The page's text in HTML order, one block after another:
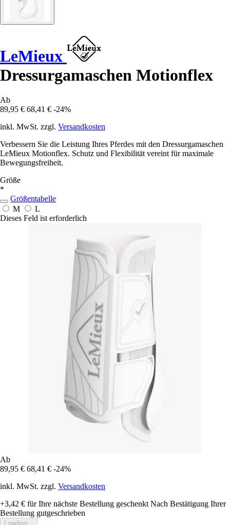
LeMieux
Dressurgamaschen Motionflex
Ab
89,95 € 68,41 € -24%
inkl. MwSt. zzgl. Versandkosten
Verbessern Sie die Leistung Ihres Pferdes mit den Dressurgamaschen
LeMieux Motionflex. Schutz und Flexibilität vereint für maximale
Bewegungsfreiheit.
Größe
*
Größentabelle
M
L
Dieses Feld ist erforderlich
Ab
89,95 € 68,41 € -24%
inkl. MwSt. zzgl. Versandkosten
+3,42 € für Ihre nächste Bestellung geschenkt Nach Bestätigung Ihrer
Bestellung gutgeschrieben
Loading...